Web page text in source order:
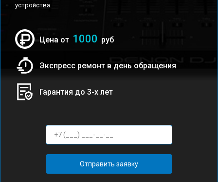
устройства.
Цена от 1000 руб
Экспресс ремонт в день обращения
Гарантия до 3-х лет
Отправить заявку